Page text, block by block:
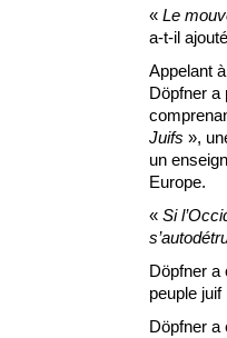
« Le
a-t-il
Appelant
Döpfner a
Juifs »,
un
Europe.
« Si
Döpfner a
peuple juif
Döpfner a